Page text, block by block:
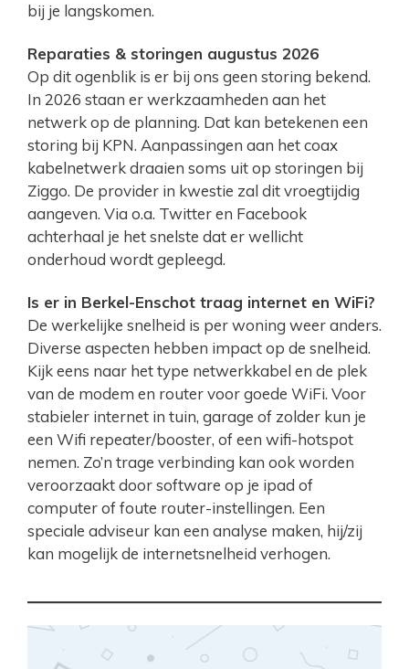
bij je langskomen.
Reparaties & storingen augustus 2026
Op dit ogenblik is er bij ons geen storing bekend.
In 2026 staan er werkzaamheden aan het
netwerk op de planning. Dat kan betekenen een
storing bij KPN. Aanpassingen aan het coax
kabelnetwerk draaien soms uit op storingen bij
Ziggo. De provider in kwestie zal dit vroegtijdig
aangeven. Via o.a. Twitter en Facebook
achterhaal je het snelste dat er wellicht
onderhoud wordt gepleegd.
Is er in Berkel-Enschot traag internet en WiFi?
De werkelijke snelheid is per woning weer anders.
Diverse aspecten hebben impact op de snelheid.
Kijk eens naar het type netwerkkabel en de plek
van de modem en router voor goede WiFi. Voor
stabieler internet in tuin, garage of zolder kun je
een Wifi repeater/booster, of een wifi-hotspot
nemen. Zo’n trage verbinding kan ook worden
veroorzaakt door software op je ipad of
computer of foute router-instellingen. Een
speciale adviseur kan een analyse maken, hij/zij
kan mogelijk de internetsnelheid verhogen.